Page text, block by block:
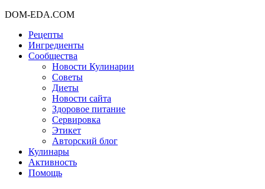
DOM-EDA.COM
Рецепты
Ингредиенты
Сообщества
Новости Кулинарии
Советы
Диеты
Новости сайта
Здоровое питание
Сервировка
Этикет
Авторский блог
Кулинары
Активность
Помощь